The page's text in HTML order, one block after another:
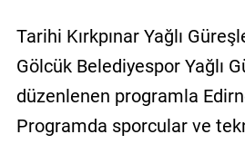
Tarihi Kırkpınar Yağlı
Gölcük Belediyespor Yağlı
düzenlenen programla
Programda sporcular ve